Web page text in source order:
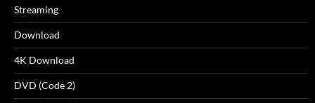
Streaming
Download
4K Download
DVD (Code 2)